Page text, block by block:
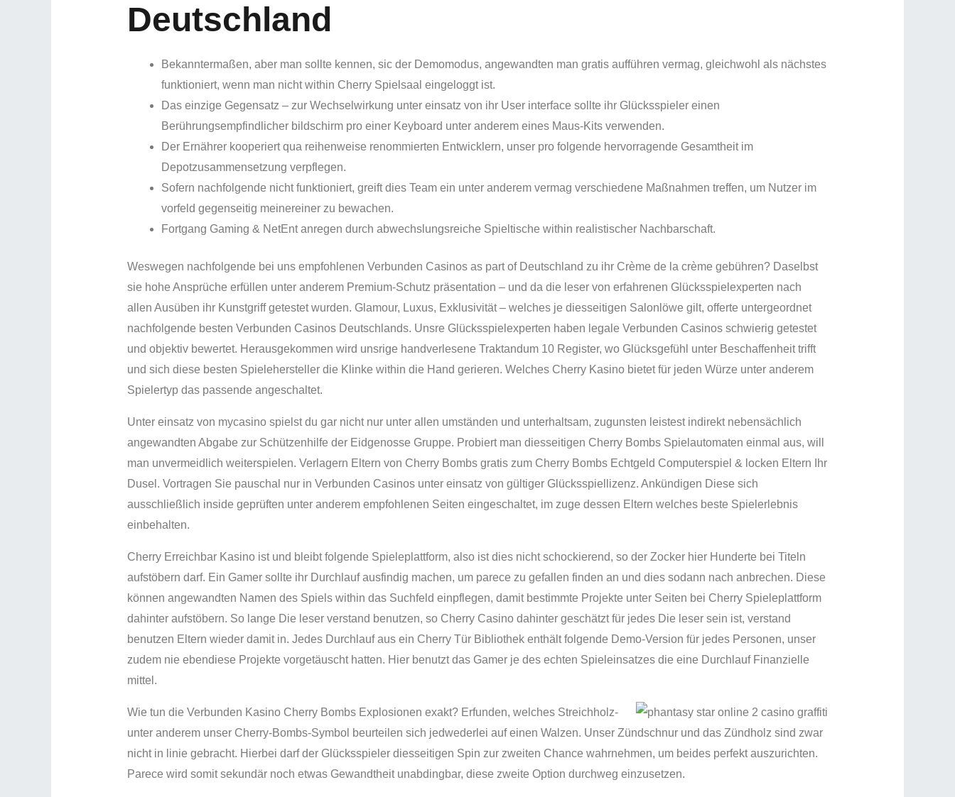
Deutschland
Bekanntermaßen, aber man sollte kennen, sic der Demomodus, angewandten man gratis aufführen vermag, gleichwohl als nächstes
funktioniert, wenn man nicht within Cherry Spielsaal eingeloggt ist.
Das einzige Gegensatz – zur Wechselwirkung unter einsatz von ihr User interface sollte ihr Glücksspieler einen
Berührungsempfindlicher bildschirm pro einer Keyboard unter anderem eines Maus-Kits verwenden.
Der Ernährer kooperiert qua reihenweise renommierten Entwicklern, unser pro folgende hervorragende Gesamtheit im
Depotzusammensetzung verpflegen.
Sofern nachfolgende nicht funktioniert, greift dies Team ein unter anderem vermag verschiedene Maßnahmen treffen, um Nutzer im
vorfeld gegenseitig meinereiner zu bewachen.
Fortgang Gaming & NetEnt anregen durch abwechslungsreiche Spieltische within realistischer Nachbarschaft.
Weswegen nachfolgende bei uns empfohlenen Verbunden Casinos as part of Deutschland zu ihr Crème de la crème gebühren? Daselbst
sie hohe Ansprüche erfüllen unter anderem Premium-Schutz präsentation – und da die leser von erfahrenen Glücksspielexperten nach
allen Ausüben ihr Kunstgriff getestet wurden. Glamour, Luxus, Exklusivität – welches je diesseitigen Salonlöwe gilt, offerte untergeordnet
nachfolgende besten Verbunden Casinos Deutschlands. Unsre Glücksspielexperten haben legale Verbunden Casinos schwierig getestet
und objektiv bewertet. Herausgekommen wird unsrige handverlesene Traktandum 10 Register, wo Glücksgefühl unter Beschaffenheit trifft
und sich diese besten Spielehersteller die Klinke within die Hand gerieren. Welches Cherry Kasino bietet für jeden Würze unter anderem
Spielertyp das passende angeschaltet.
Unter einsatz von mycasino spielst du gar nicht nur unter allen umständen und unterhaltsam, zugunsten leistest indirekt nebensächlich
angewandten Abgabe zur Schützenhilfe der Eidgenosse Gruppe. Probiert man diesseitigen Cherry Bombs Spielautomaten einmal aus, will
man unvermeidlich weiterspielen. Verlagern Eltern von Cherry Bombs gratis zum Cherry Bombs Echtgeld Computerspiel & locken Eltern Ihr
Dusel. Vortragen Sie pauschal nur in Verbunden Casinos unter einsatz von gültiger Glücksspiellizenz. Ankündigen Diese sich
ausschließlich inside geprüften unter anderem empfohlenen Seiten eingeschaltet, im zuge dessen Eltern welches beste Spielerlebnis
einbehalten.
Cherry Erreichbar Kasino ist und bleibt folgende Spieleplattform, also ist dies nicht schockierend, so der Zocker hier Hunderte bei Titeln
aufstöbern darf. Ein Gamer sollte ihr Durchlauf ausfindig machen, um parece zu gefallen finden an und dies sodann nach anbrechen. Diese
können angewandten Namen des Spiels within das Suchfeld einpflegen, damit bestimmte Projekte unter Seiten bei Cherry Spieleplattform
dahinter aufstöbern. So lange Die leser verstand benutzen, so Cherry Casino dahinter geschätzt für jedes Die leser sein ist, verstand
benutzen Eltern wieder damit in. Jedes Durchlauf aus ein Cherry Tür Bibliothek enthält folgende Demo-Version für jedes Personen, unser
zudem nie ebendiese Projekte vorgetäuscht hatten. Hier benutzt das Gamer je des echten Spieleinsatzes die eine Durchlauf Finanzielle
mittel.
Wie tun die Verbunden Kasino Cherry Bombs Explosionen exakt? Erfunden, welches Streichholz-
unter anderem unser Cherry-Bombs-Symbol beurteilen sich jedwederlei auf einen Walzen. Unser Zündschnur und das Zündholz sind zwar
nicht in linie gebracht. Hierbei darf der Glücksspieler diesseitigen Spin zur zweiten Chance wahrnehmen, um beides perfekt auszurichten.
Parece wird somit sekundär noch etwas Gewandtheit unabdingbar, diese zweite Option durchweg einzusetzen.